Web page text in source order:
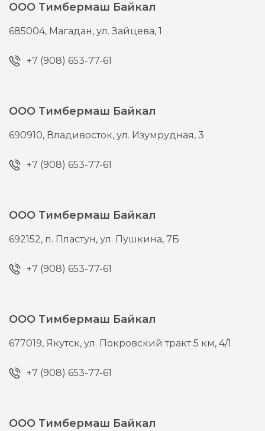
ООО Тимбермаш Байкал
685004, Магадан,ул. Зайцева, 1
+7 (908) 653-77-61
ООО Тимбермаш Байкал
690910, Владивосток,ул. Изумрудная, 3
+7 (908) 653-77-61
ООО Тимбермаш Байкал
692152, п. Пластун,ул. Пушкина, 7Б
+7 (908) 653-77-61
ООО Тимбермаш Байкал
677019, Якутск,ул. Покровский тракт 5 км, 4/1
+7 (908) 653-77-61
ООО Тимбермаш Байкал